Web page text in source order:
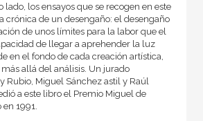
lado, los ensayos que se recogen en este
crónica de un desengaño: el desengaño
de unos límites para la labor que el
de llegar a aprehender la luz
en el fondo de cada creación artística,
allá del análisis. Un jurado
Rubio, Miguel Sánchez astil y Raúl
a este libro el Premio Miguel de
1991.